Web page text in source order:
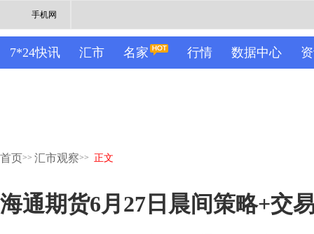
手机网
7*24快讯 汇市 名家 行情 数据中心
首页>> 汇市观察>> 正文
海通期货6月27日晨间策略+交